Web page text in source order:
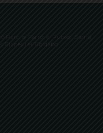
Parc, el Farró, el Putxet, Sarrià,
Planes i el Tibidabo